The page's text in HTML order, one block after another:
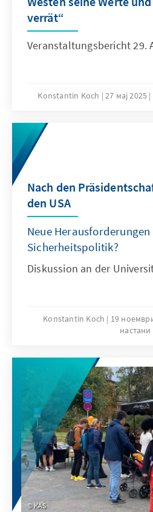
verrät“
Veranstaltungsbericht 29.
Konstantin Koch 27 мај 2025
Nach den
den USA
Neue
Sicherheitspolitik?
Diskussion an der
Konstantin Koch 19
настани
KAS